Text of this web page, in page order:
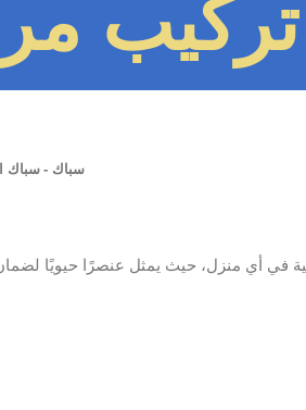
تركيب
سباك - سباك
أي منزل، حيث يمثل عنصرًا حيويًا لضمان